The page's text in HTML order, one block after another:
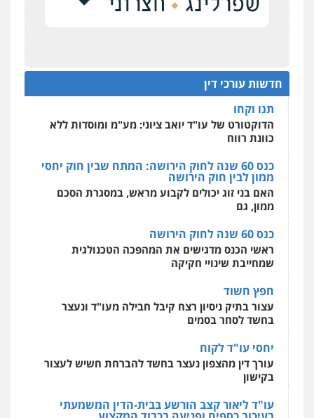
אחסון אתרים
מקצועיים לעורכי דין
מרכז התחלה חדשה
אסירים עבירות מין שירותים מקצועיים
לעורכי דין
חדשות עורכי דין
כנס תביעות ייצוגיות: הדילמה בין זכויות צרכנים
להגנה על עסקים קטנים
תנו וקחו
הדוקטורט של עו"ד יואב ציוני: מע"מ ומוסדות ללא
כוונת רווח
כנס 60 שנה לחוק הירושה: המתח שבין חוק יחסי
ממון לבין חוק הירושה
האם בני זוג יכולים לקבוע מראש, במסגרת הסכם
ממון, גם
כנס 60 שנה לחוק הירושה
ראשי הכנס מדגישים את המהפכה הטכנולגית
שמחייבת שינויי חקיקה
חפץ חשוד
עצור בתיק ניסיון רצח קיבל חבילה מעו"ד ונעצר
בחשד לסחר בסמים
יחסי עו"ד לקוח
עורך דין מהצפון נעצר בחשד להברחת חשיש לעצור
בקישון
עו"ד ליאור קצב הורשע בבית-הדין המשמעתי